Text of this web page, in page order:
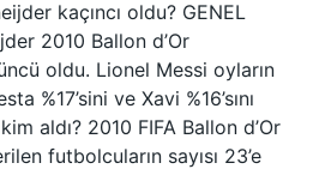
kaçıncı oldu? GENEL
2010 Ballon d’Or
oldu. Lionel Messi oyların
%17’sini ve Xavi %16’sını
aldı? 2010 FIFA Ballon d’Or
futbolcuların sayısı 23’e